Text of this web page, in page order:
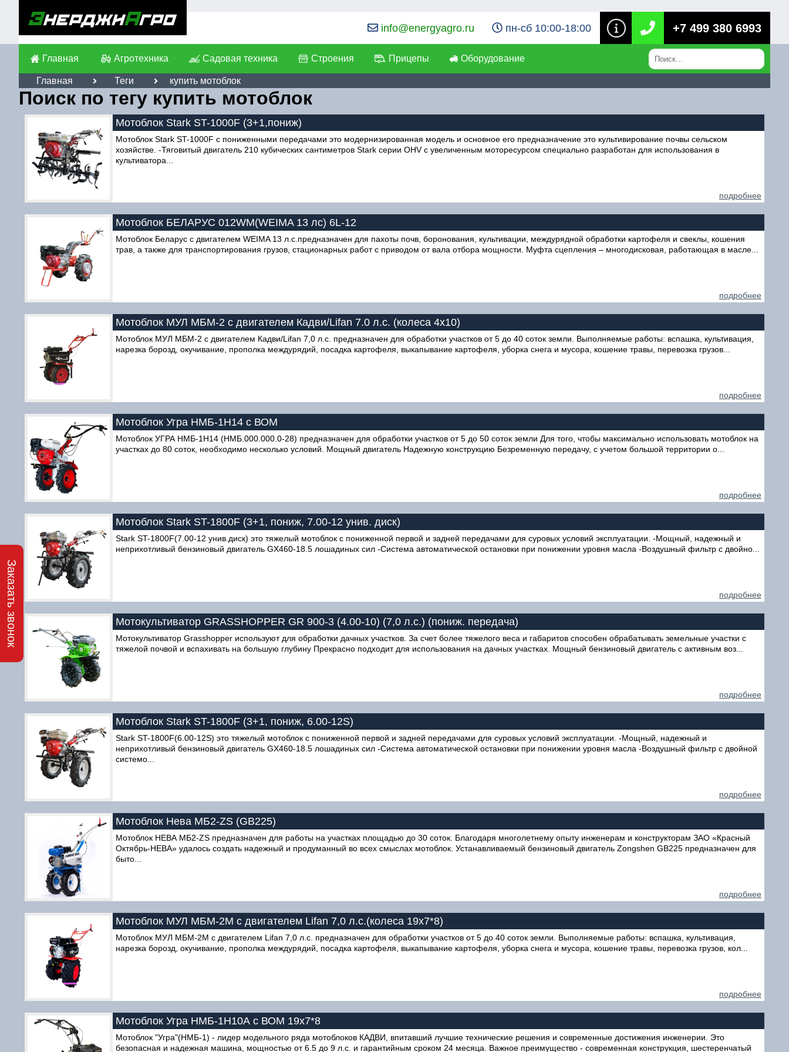
info@energyagro.ru пн-сб 10:00-18:00 +7 499 380 6993
Главная Агротехника Садовая техника Строения Прицепы Оборудование
Главная Теги купить мотоблок
Поиск по тегу купить мотоблок
Мотоблок Stark ST-1000F (3+1,пониж)
Мотоблок Stark ST-1000F с пониженными передачами это модернизированная модель и основное его предназначение это культивирование почвы сельском
хозяйстве. -Тяговитый двигатель 210 кубических сантиметров Stark серии OHV с увеличенным моторесурсом специально разработан для использования в
культиватора...
подробнее
Мотоблок БЕЛАРУС 012WM(WEIMA 13 лс) 6L-12
Мотоблок Беларус с двигателем WEIMA 13 л.с.предназначен для пахоты почв, боронования, культивации, междурядной обработки картофеля и свеклы, кошения
трав, а также для транспортирования грузов, стационарных работ с приводом от вала отбора мощности. Муфта сцепления – многодисковая, работающая в масле...
подробнее
Мотоблок МУЛ МБМ-2 с двигателем Кадви/Lifan 7.0 л.с. (колеса 4х10)
Мотоблок МУЛ МБМ-2 с двигателем Кадви/Lifan 7,0 л.с. предназначен для обработки участков от 5 до 40 соток земли. Выполняемые работы: вспашка, культивация,
нарезка борозд, окучивание, прополка междурядий, посадка картофеля, выкапывание картофеля, уборка снега и мусора, кошение травы, перевозка грузов...
подробнее
Мотоблок Угра НМБ-1Н14 с ВОМ
Мотоблок УГРА НМБ-1Н14 (НМБ.000.000.0-28) предназначен для обработки участков от 5 до 50 соток земли Для того, чтобы максимально использовать мотоблок на
участках до 80 соток, необходимо несколько условий. Мощный двигатель Надежную конструкцию Безременную передачу, с учетом большой территории о...
подробнее
Мотоблок Stark ST-1800F (3+1, пониж, 7.00-12 унив. диск)
Stark ST-1800F(7.00-12 унив.диск) это тяжелый мотоблок с пониженной первой и задней передачами для суровых условий эксплуатации. -Мощный, надежный и
неприхотливый бензиновый двигатель GX460-18.5 лошадиных сил -Система автоматической остановки при понижении уровня масла -Воздушный фильтр с двойно...
подробнее
Мотокультиватор GRASSHOPPER GR 900-3 (4.00-10) (7,0 л.с.) (пониж. передача)
Мотокультиватор Grasshopper используют для обработки дачных участков. За счет более тяжелого веса и габаритов способен обрабатывать земельные участки с
тяжелой почвой и вспахивать на большую глубину Прекрасно подходит для использования на дачных участках. Мощный бензиновый двигатель с активным воз...
подробнее
Мотоблок Stark ST-1800F (3+1, пониж, 6.00-12S)
Stark ST-1800F(6.00-12S) это тяжелый мотоблок с пониженной первой и задней передачами для суровых условий эксплуатации. -Мощный, надежный и
неприхотливый бензиновый двигатель GX460-18.5 лошадиных сил -Система автоматической остановки при понижении уровня масла -Воздушный фильтр с двойной
системо...
подробнее
Мотоблок Нева МБ2-ZS (GB225)
Мотоблок НЕВА МБ2-ZS предназначен для работы на участках площадью до 30 соток. Благодаря многолетнему опыту инженерам и конструкторам ЗАО «Красный
Октябрь-НЕВА» удалось создать надежный и продуманный во всех смыслах мотоблок. Устанавливаемый бензиновый двигатель Zongshen GB225 предназначен для
быто...
подробнее
Мотоблок МУЛ МБМ-2М с двигателем Lifan 7,0 л.с.(колеса 19х7*8)
Мотоблок МУЛ МБМ-2М с двигателем Lifan 7,0 л.с. предназначен для обработки участков от 5 до 40 соток земли. Выполняемые работы: вспашка, культивация,
нарезка борозд, окучивание, прополка междурядий, посадка картофеля, выкапывание картофеля, уборка снега и мусора, кошение травы, перевозка грузов, кол...
подробнее
Мотоблок Угра НМБ-1Н10А с ВОМ 19х7*8
Мотоблок "Угра"(НМБ-1) - лидер модельного ряда мотоблоков КАДВИ, впитавший лучшие технические решения и современные достижения инженерии. Это
безопасная и надежная машина, мощностью от 6.5 до 9 л.с. и гарантийным сроком 24 месяца. Важное преимущество - современная конструкция, шестеренчатый
Заказать звонок